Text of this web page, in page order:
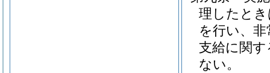
理したと
を行い、
支給に関
ない。